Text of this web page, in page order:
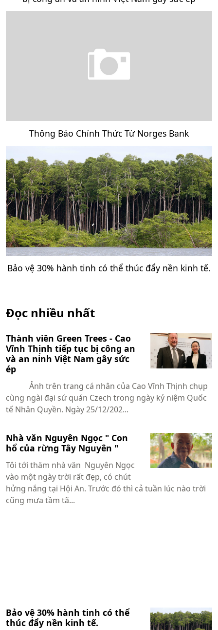
Thông Báo Chính Thức Từ Norges Bank
Bảo vệ 30% hành tinh có thể thúc đẩy nền kinh tế.
Đọc nhiều nhất
Thành viên Green Trees - Cao
Vĩnh Thịnh tiếp tục bị công an
và an ninh Việt Nam gây sức
ép
Ảnh trên trang cá nhân của Cao Vĩnh Thịnh chụp
cùng ngài đại sứ quán Czech trong ngày kỷ niệm Quốc
tế Nhân Quyền. Ngày 25/12/202...
Nhà văn Nguyên Ngọc " Con
hổ của rừng Tây Nguyên "
Tôi tới thăm nhà văn Nguyên Ngọc
vào một ngày trời rất đẹp, có chút
hửng nắng tại Hội An. Trước đó thì cả tuần lúc nào trời
cũng mưa tầm tã...
Bảo vệ 30% hành tinh có thể
thúc đẩy nền kinh tế.